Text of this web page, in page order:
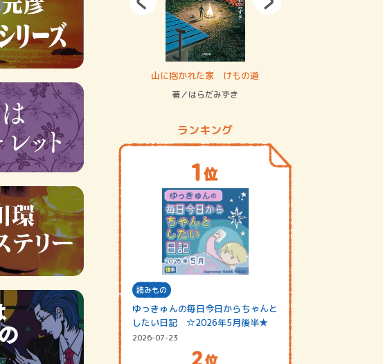
著／デボラ・イン…
山に抱かれた家 けもの道
著／はらだみずき
ランキング
読みもの
ゆっきゅんの毎日今日からちゃんと
したい日記 ☆2026年5月後半★
2026-07-23